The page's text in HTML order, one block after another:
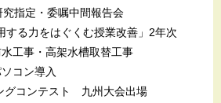
指定・委嘱中間報告会
る力をはぐくむ授業改善」2年次
事・高架水槽取替工事
コン導入
コンテスト 九州大会出場